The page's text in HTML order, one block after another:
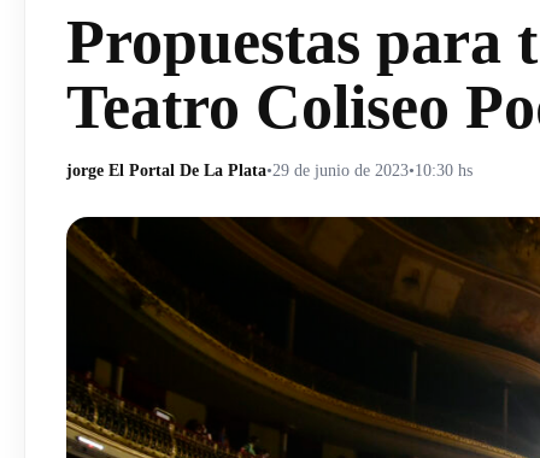
Propuestas para
Teatro Coliseo
jorge El Portal De La Plata•29 de junio de 2023•10:30 hs